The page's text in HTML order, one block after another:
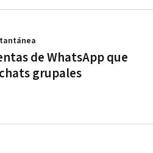
de WhatsApp que
grupales